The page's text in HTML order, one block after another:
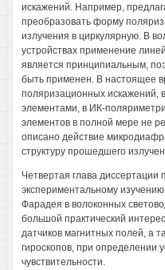
искажений. Например,
преобразовать форму
излучения в циркулярную. В
устройствах применение
является принципиальным,
быть применен. В настоящее
поляризационных
элементами, в ИК-
элементов в полной мере не
описано действие
структуру прошедшего
Четвертая глава диссертации
экспериментальному
Фарадея в волоконных
большой практический
датчиков магнитных полей, а
гироскопов, при определении
чувствительности.